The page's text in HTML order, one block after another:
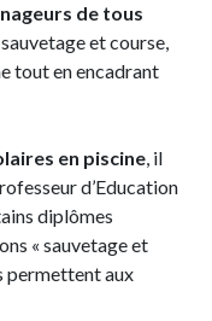
de tous
et course,
tout en encadrant
en piscine, il
d’Education
diplômes
« sauvetage et
permettent aux